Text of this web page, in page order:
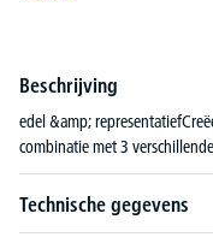
Beschrijving
edel &amp;
combinatie met 3
Technische gegevens